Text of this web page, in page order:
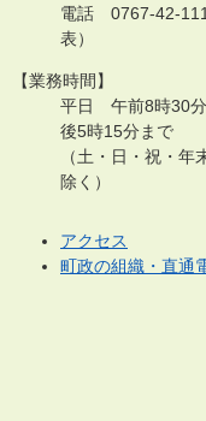
電話 0767-42-
表）
【業務時間】
平日 午前8時30
後5時15分まで
（土・日・祝・年
除く）
アクセス
町政の組織・直通